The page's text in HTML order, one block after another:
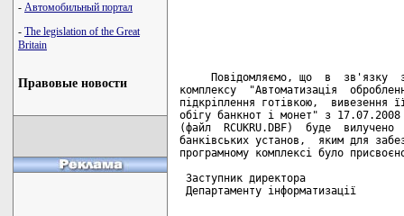
- Автомобильный портал
- The legislation of the Great
Britain
Правовые новости
Повідомляємо, що  в  зв'язку
комплексу  "Автоматизація
підкріплення готівкою,  вивезення
обігу банкнот і монет" з
(файл  RCUKRU.DBF)  буде
банківських установ,  яким для
програмному комплексі було
Заступник директора
Департаменту